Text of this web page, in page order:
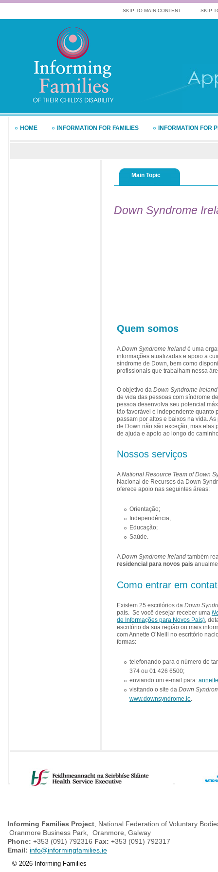
SKIP TO MAIN CONTENT SKIP
Main Topic
Down Syndrome
Quem somos
ADown Syndrome Irelandé uma
informações atualizadas e apoio a
síndrome de Down, bem como
profissionais que trabalham nessa
O objetivo da Down Syndrome Ireland
de vida das pessoas com síndrome
pessoa desenvolva seu potencial
tão favorável e independente quanto
passam por altos e baixos na vida.
de Down não são exceção, mas elas
de ajuda e apoio ao longo do
Nossos serviços
ANational Resource Team of Down
Nacional de Recursos da Down
oferece apoio nas seguintes áreas:
Orientação;
Independência;
Educação;
Saúde.
ADown Syndrome Irelandtambém
residencial para novos pais
Como entrar em
Existem 25 escritórios da Down
país. Se você desejar receber uma
de Informações para Novos Pais),
escritório da sua região ou mais
com Annette O’Neill no escritório
formas:
telefonando para o número de
374 ou 01 426 6500;
enviando um e-mail para:
visitando o site da Down
www.downsyndrome.ie.
HOME INFORMATION FOR FAMILIES INFORMATION FOR
Informing Families Project , National Federation of Voluntary
Oranmore Business Park, Oranmore, Galway
Phone: +353 (091) 792316 Fax: +353 (091) 792317
Email: info@informingfamilies.ie
© 2026 Informing Families